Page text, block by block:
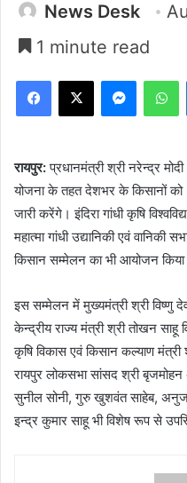
News Desk
1 minute read
Facebook
X
रायपुर:प्रधानमंत्री श्री नरेन्द्र
योजना के तहत देशभर के किसानों को
जारी करेंगे। इंदिरा गांधी कृषि
महात्मा गांधी उद्यानिकी एवं
किसान सम्मेलन का भी आयोजन किया
इस सम्मेलन में मुख्यमंत्री श्री विष्णु
केन्द्रीय राज्य मंत्री श्री तोखन साहू
कृषि विकास एवं किसान कल्याण
रायपुर लोकसभा सांसद श्री
सुनील सोनी, गुरु खुशवंत साहेब, अनुज
इन्द्र कुमार साहू भी विशेष रूप से